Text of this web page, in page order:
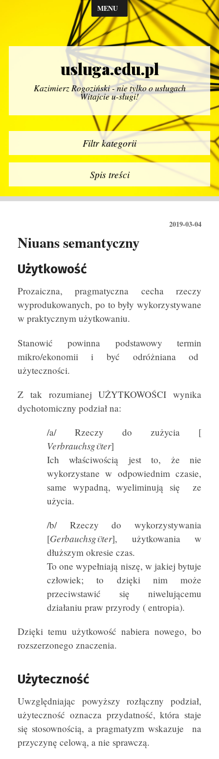
MENU
usluga.edu.pl
Kazimierz Rogoziński - nie tylko o usługach
Witajcie u-sługi!
Filtr kategorii
Spis treści
2019-03-04
Niuans semantyczny
Użytkowość
Prozaiczna, pragmatyczna cecha rzeczy
wyprodukowanych, po to były wykorzystywane
w praktycznym użytkowaniu.
Stanowić powinna podstawowy termin
mikro/ekonomii i być odróżniana od
użyteczności.
Z tak rozumianej UŻYTKOWOŚCI wynika
dychotomiczny podział na:
/a/ Rzeczy do zużycia [
Verbrauchsgϋter]
Ich właściwością jest to, że nie
wykorzystane w odpowiednim czasie,
same wypadną, wyeliminują się ze
użycia.
/b/ Rzeczy do wykorzystywania
[Gerbauchsgϋter], użytkowania w
dłuższym okresie czas.
To one wypełniają niszę, w jakiej bytuje
człowiek; to dzięki nim może
przeciwstawić się niwelującemu
działaniu praw przyrody ( entropia).
Dzięki temu użytkowość nabiera nowego, bo
rozszerzonego znaczenia.
Użyteczność
Uwzględniając powyższy rozłączny podział,
użyteczność oznacza przydatność, która staje
się stosownością, a pragmatyzm wskazuje na
przyczynę celową, a nie sprawczą.